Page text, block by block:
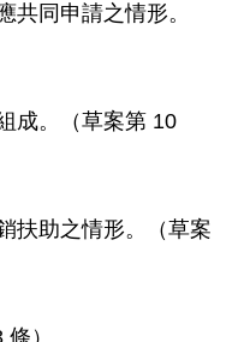
共同申請之情形。
成。（草案第 10
扶助之情形。（草案
）